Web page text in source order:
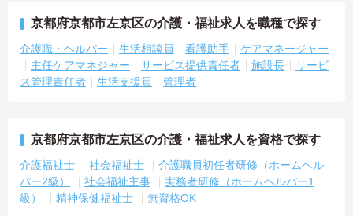
京都府京都市左京区の介護・福祉求人を職種で探す
介護職・ヘルパー 生活相談員 看護助手
ケアマネージャー
主任ケアマネジャー
サービス提供責任者 施設長
サービ
ス管理責任者
生活支援員 管理者
京都府京都市左京区の介護・福祉求人を資格で探す
介護福祉士 社会福祉士
介護職員初任者研修（ホームヘル
パー2級）
社会福祉主事
実務者研修（ホームヘルパー1
級）
精神保健福祉士 無資格OK